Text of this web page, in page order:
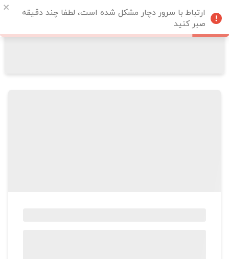
ارتباط با سرور دچار مشکل شده است، لطفا چند دقیقه
صبر کنید